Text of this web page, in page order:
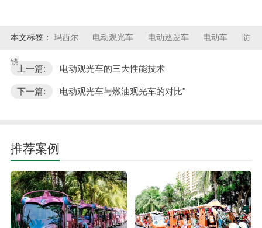
本文标签： 玛西尔 电动观光车 电动巡逻车 电动车 防
锈
上一篇: 电动观光车的三大性能技术
下一篇: 电动观光车与燃油观光车的对比"
推荐案例